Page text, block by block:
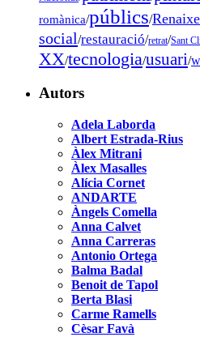
romànica/públics/
social/restauració/retrat/Sant
XX/tecnologia/usuari/
Autors
Adela Laborda
Albert Estrada-Rius
Àlex Mitrani
Àlex Masalles
Alícia Cornet
ANDARTE
Àngels Comella
Anna Calvet
Anna Carreras
Antonio Ortega
Balma Badal
Benoit de Tapol
Berta Blasi
Carme Ramells
Cèsar Favà